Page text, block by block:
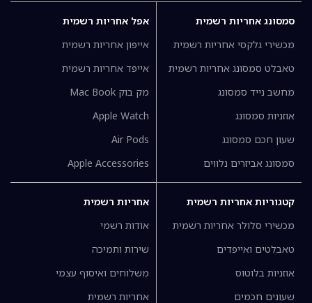
סמסונג אחריות רשמית
מכשירי גלקסי אחריות רשמית
טאבלט סמסונג אחריות רשמית
מחשב נייד סמסונג
אוזניות סמסונג
שעון חכם סמסונג
סמסונג אביזרים נלווים
אפל אחריות רשמית
אייפון אחריות רשמית
אייפד אחריות רשמית
מק בוק Mac Book
Apple Watch
Air Pods
Apple Accessories
קטגוריות אחריות רשמית
מכשירי סלולר אחריות רשמית
טאבלטים ואייפדים
אוזניות בלוטוס
שעונים חכמים
אחריות רשמית
אודות רשמי
שירות ותמיכה
משלוחים ואיסוף עצמי
אחריות רשמית